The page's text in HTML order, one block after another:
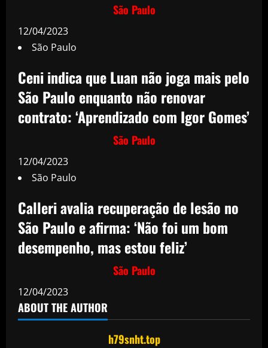
São Paulo
12/04/2023
São Paulo
Ceni indica que Luan não joga mais pelo
São Paulo enquanto não renovar
contrato: ‘Aprendizado com Igor Gomes’
São Paulo
12/04/2023
São Paulo
Calleri avalia recuperação de lesão no
São Paulo e afirma: ‘Não foi um bom
desempenho, mas estou feliz’
São Paulo
12/04/2023
ABOUT THE AUTHOR
h79snht.top